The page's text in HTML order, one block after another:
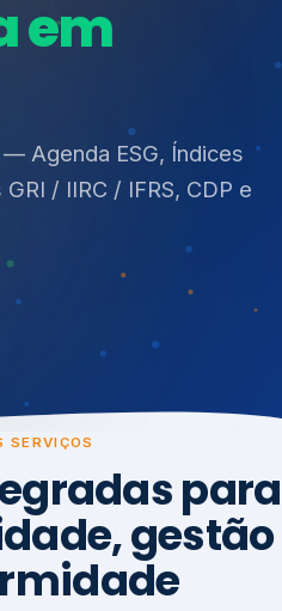
em ISO 27001,
37001, ISO 9001, ISO
PNQ — Gestão de
SERVIÇOS
para
gestão